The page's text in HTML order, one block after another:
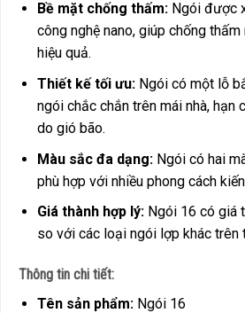
Bề mặt chống thấm:Ngói được
công nghệ nano, giúp chống
hiệu quả.
Thiết kế tối ưu:Ngói có một lỗ
ngói chắc chắn trên mái nhà, hạn
do gió bão.
Màu sắc đa dạng:Ngói có hai
phù hợp với nhiều phong cách
Giá thành hợp lý:Ngói 16 có giá
so với các loại ngói lợp khác trên
Thông tin chi tiết:
Tên sản phẩm:Ngói 16